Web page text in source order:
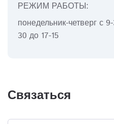
РЕЖИМ РАБОТЫ:
понедельник-четверг с
30 до 17-15
Связаться